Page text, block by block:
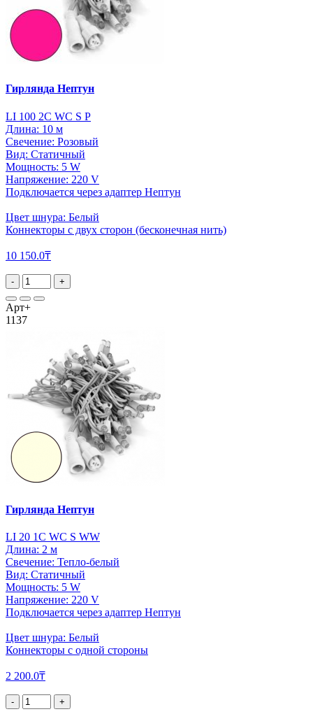
Гирлянда Нептун
LI 100 2C WC S P
Длина: 10 м
Свечение: Розовый
Вид: Статичный
Мощность: 5 W
Напряжение: 220 V
Подключается через адаптер Нептун
Цвет шнура: Белый
Коннекторы с двух сторон (бесконечная нить)
10 150.0₸
- +
Арт+
1137
Гирлянда Нептун
LI 20 1C WC S WW
Длина: 2 м
Свечение: Тепло-белый
Вид: Статичный
Мощность: 5 W
Напряжение: 220 V
Подключается через адаптер Нептун
Цвет шнура: Белый
Коннекторы с одной стороны
2 200.0₸
- +